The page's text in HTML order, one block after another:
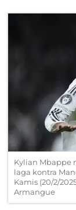
Kylian Mbappe
laga kontra
Kamis (20/2/
Armangue